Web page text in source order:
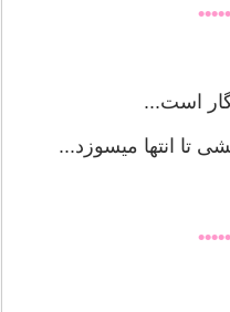
است...
تا انتها میسوزد...